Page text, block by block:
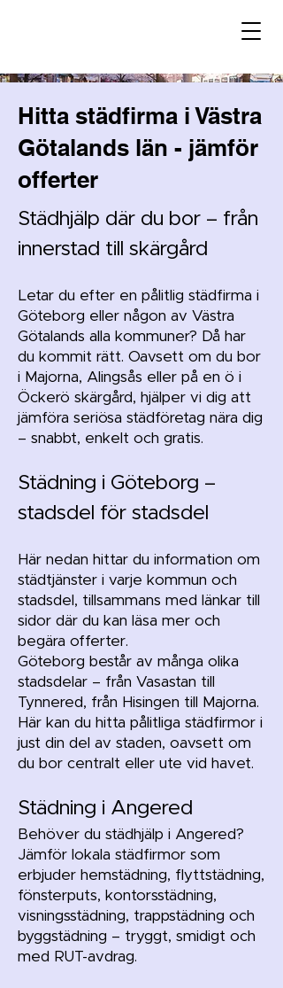
Hitta städfirma i Västra
Götalands län - jämför
offerter
Städhjälp där du bor – från
innerstad till skärgård
Letar du efter en pålitlig städfirma i
Göteborg eller någon av Västra
Götalands alla kommuner? Då har
du kommit rätt. Oavsett om du bor
i Majorna, Alingsås eller på en ö i
Öckerö skärgård, hjälper vi dig att
jämföra seriösa städföretag nära dig
– snabbt, enkelt och gratis.
Städning i Göteborg –
stadsdel för stadsdel
Här nedan hittar du information om
städtjänster i varje kommun och
stadsdel, tillsammans med länkar till
sidor där du kan läsa mer och
begära offerter.
Göteborg består av många olika
stadsdelar – från Vasastan till
Tynnered, från Hisingen till Majorna.
Här kan du hitta pålitliga städfirmor i
just din del av staden, oavsett om
du bor centralt eller ute vid havet.
Städning i Angered
Behöver du städhjälp i Angered?
Jämför lokala städfirmor som
erbjuder hemstädning, flyttstädning,
fönsterputs, kontorsstädning,
visningsstädning, trappstädning och
byggstädning – tryggt, smidigt och
med RUT-avdrag.